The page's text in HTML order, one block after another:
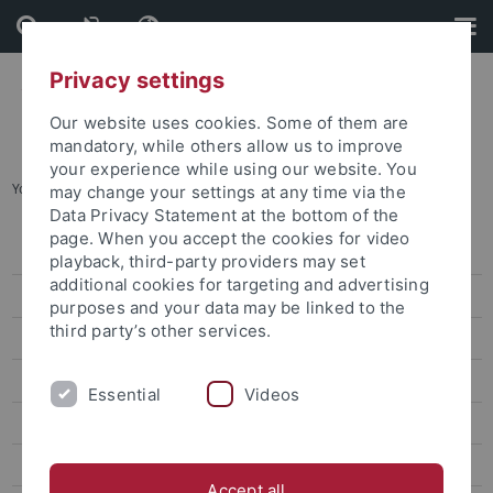
Skip
to
content
Skip
to
footer
You are here: Startseite ... Archiv
Pressemitteilungen
Archiv
attempto online
Newsletter Uni Tübingen aktuell
Publikationen
Privacy settings
Our website uses cookies. Some of them are
mandatory, while others allow us to improve
your experience while using our website. You
may change your settings at any time via the
Data Privacy Statement at the bottom of the
page. When you accept the cookies for video
playback, third-party providers may set
additional cookies for targeting and advertising
purposes and your data may be linked to the
third party’s other services.
Essential Videos